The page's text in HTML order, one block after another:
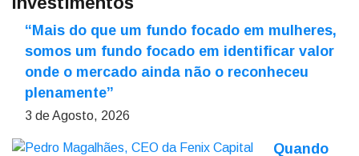
“Mais do que um fundo focado em mulheres,
somos um fundo focado em identificar valor
onde o mercado ainda não o reconheceu
plenamente”
3 de Agosto, 2026
Quando